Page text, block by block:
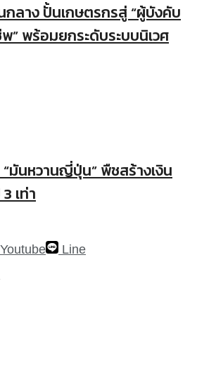
ลาง ปั้นเกษตรกรสู่ “ผู้บังคับ
” พร้อมยกระดับระบบนิเวศ
มันหวานญี่ปุ่น” พืชสร้างเงิน
เท่า
Youtube Line